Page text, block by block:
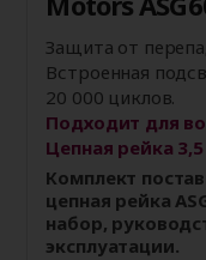
Защита от
Встроенная
20 000 циклов.
Подходит для
Цепная рейка
Комплект
цепная рейка
набор,
эксплуатации.